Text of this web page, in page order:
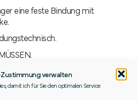
verwalten
damit ich für Sie den optimalen Service
eine feste Bindung mit
dem Rennrad mit neuem